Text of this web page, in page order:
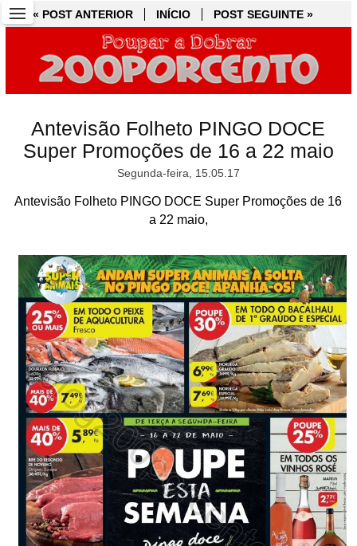
« POST ANTERIOR INÍCIO POST SEGUINTE »
Antevisão Folheto PINGO DOCE
Super Promoções de 16 a 22 maio
Segunda-feira, 15.05.17
Antevisão Folheto PINGO DOCE Super Promoções de 16
a 22 maio,
« POST ANTERIOR INÍCIO POST SEGUINTE »